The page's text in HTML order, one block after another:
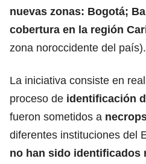
nuevas zonas: Bogotá;
cobertura en la región
zona noroccidente del país).
La iniciativa consiste en
proceso de identificación
fueron sometidos a
diferentes instituciones del
no han sido identificados